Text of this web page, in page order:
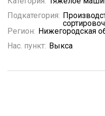
Подкатегория:
Регион: Нижегородская
Нас. пункт: Выкса